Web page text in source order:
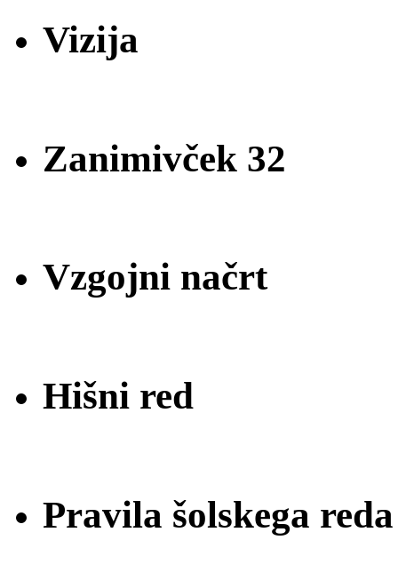
Vizija
Zanimivček 32
Vzgojni načrt
Hišni red
Pravila šolskega reda